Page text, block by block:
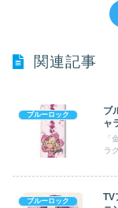
関連記事
ブルーロック
ブ
ャ
「
ブルーロック
TV